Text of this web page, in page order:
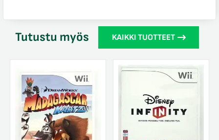
Tutustu myös KAIKKI TUOTTEET